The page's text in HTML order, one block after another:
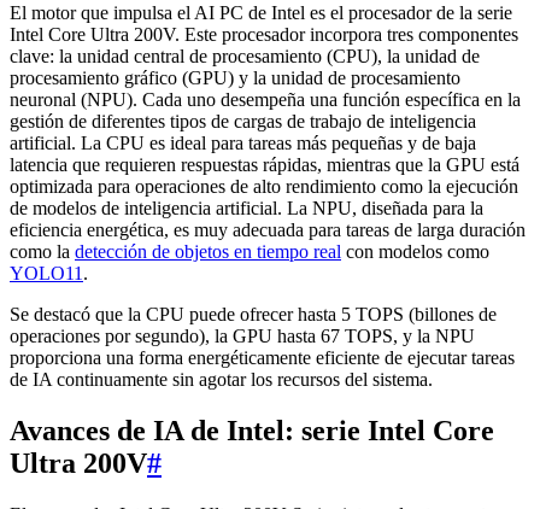
El motor que impulsa el AI PC de Intel es el procesador de la serie
Intel Core Ultra 200V. Este procesador incorpora tres componentes
clave: la unidad central de procesamiento (CPU), la unidad de
procesamiento gráfico (GPU) y la unidad de procesamiento
neuronal (NPU). Cada uno desempeña una función específica en la
gestión de diferentes tipos de cargas de trabajo de inteligencia
artificial. La CPU es ideal para tareas más pequeñas y de baja
latencia que requieren respuestas rápidas, mientras que la GPU está
optimizada para operaciones de alto rendimiento como la ejecución
de modelos de inteligencia artificial. La NPU, diseñada para la
eficiencia energética, es muy adecuada para tareas de larga duración
como la detección de objetos en tiempo real con modelos como
YOLO11 .
Se destacó que la CPU puede ofrecer hasta 5 TOPS (billones de
operaciones por segundo), la GPU hasta 67 TOPS, y la NPU
proporciona una forma energéticamente eficiente de ejecutar tareas
de IA continuamente sin agotar los recursos del sistema.
Avances de IA de Intel: serie Intel Core
Ultra 200V#